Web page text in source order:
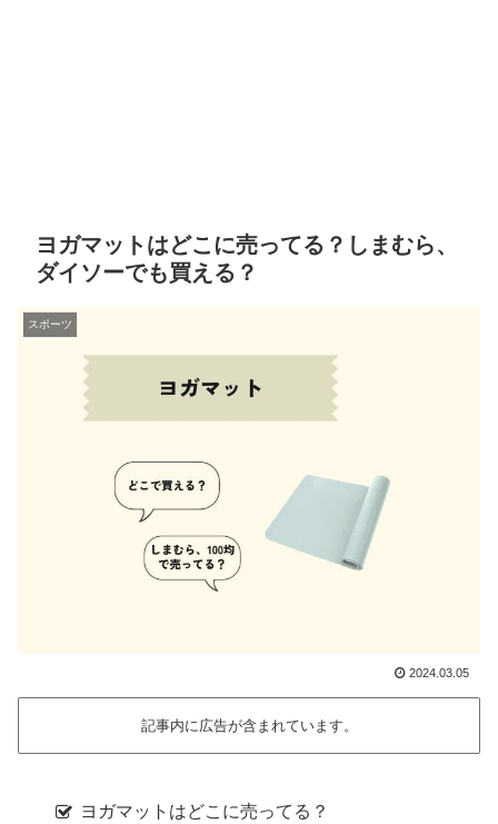
ヨガマットはどこに売ってる？しまむら、
ダイソーでも買える？
スポーツ
2024.03.05
記事内に広告が含まれています。
ヨガマットはどこに売ってる？